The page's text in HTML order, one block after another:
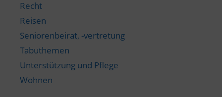
Recht
Reisen
Seniorenbeirat, -vertretung
Tabuthemen
Unterstützung und Pflege
Wohnen